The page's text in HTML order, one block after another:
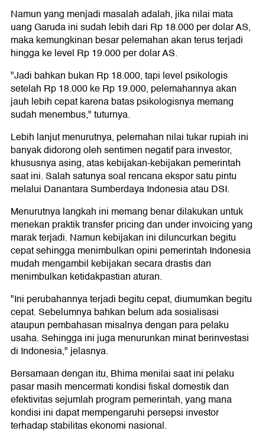
Namun yang menjadi masalah adalah, jika nilai mata
uang Garuda ini sudah lebih dari Rp 18.000 per dolar AS,
maka kemungkinan besar pelemahan akan terus terjadi
hingga ke level Rp 19.000 per dolar AS.
"Jadi bahkan bukan Rp 18.000, tapi level psikologis
setelah Rp 18.000 ke Rp 19.000, pelemahannya akan
jauh lebih cepat karena batas psikologisnya memang
sudah menembus," tuturnya.
Lebih lanjut menurutnya, pelemahan nilai tukar rupiah ini
banyak didorong oleh sentimen negatif para investor,
khususnya asing, atas kebijakan-kebijakan pemerintah
saat ini. Salah satunya soal rencana ekspor satu pintu
melalui Danantara Sumberdaya Indonesia atau DSI.
Menurutnya langkah ini memang benar dilakukan untuk
menekan praktik transfer pricing dan under invoicing yang
marak terjadi. Namun kebijakan ini diluncurkan begitu
cepat sehingga menimbulkan opini pemerintah Indonesia
mudah mengambil kebijakan secara drastis dan
menimbulkan ketidakpastian aturan.
"Ini perubahannya terjadi begitu cepat, diumumkan begitu
cepat. Sebelumnya bahkan belum ada sosialisasi
ataupun pembahasan misalnya dengan para pelaku
usaha. Sehingga ini juga menurunkan minat berinvestasi
di Indonesia," jelasnya.
Bersamaan dengan itu, Bhima menilai saat ini pelaku
pasar masih mencermati kondisi fiskal domestik dan
efektivitas sejumlah program pemerintah, yang mana
kondisi ini dapat mempengaruhi persepsi investor
terhadap stabilitas ekonomi nasional.